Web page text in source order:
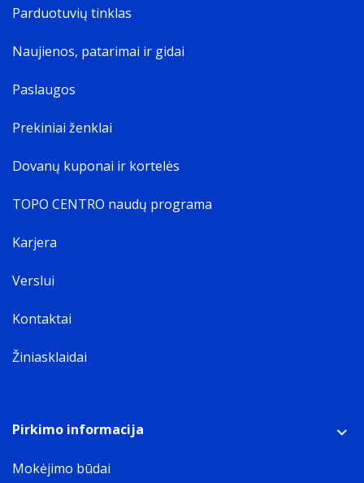
Parduotuvių tinklas
Naujienos, patarimai ir gidai
Paslaugos
Prekiniai ženklai
Dovanų kuponai ir kortelės
TOPO CENTRO naudų programa
Karjera
Verslui
Kontaktai
Žiniasklaidai
Pirkimo informacija
Mokėjimo būdai